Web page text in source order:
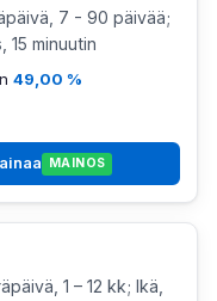
7 - 90 päivää;
15 minuutin
49,00 %
MAINOS
1 – 12 kk; Ikä,